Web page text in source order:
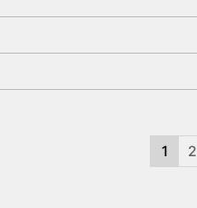
1 2